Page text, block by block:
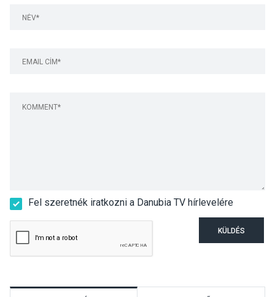
Fel szeretnék iratkozni a Danubia TV hírlevelére
KÜLDÉS